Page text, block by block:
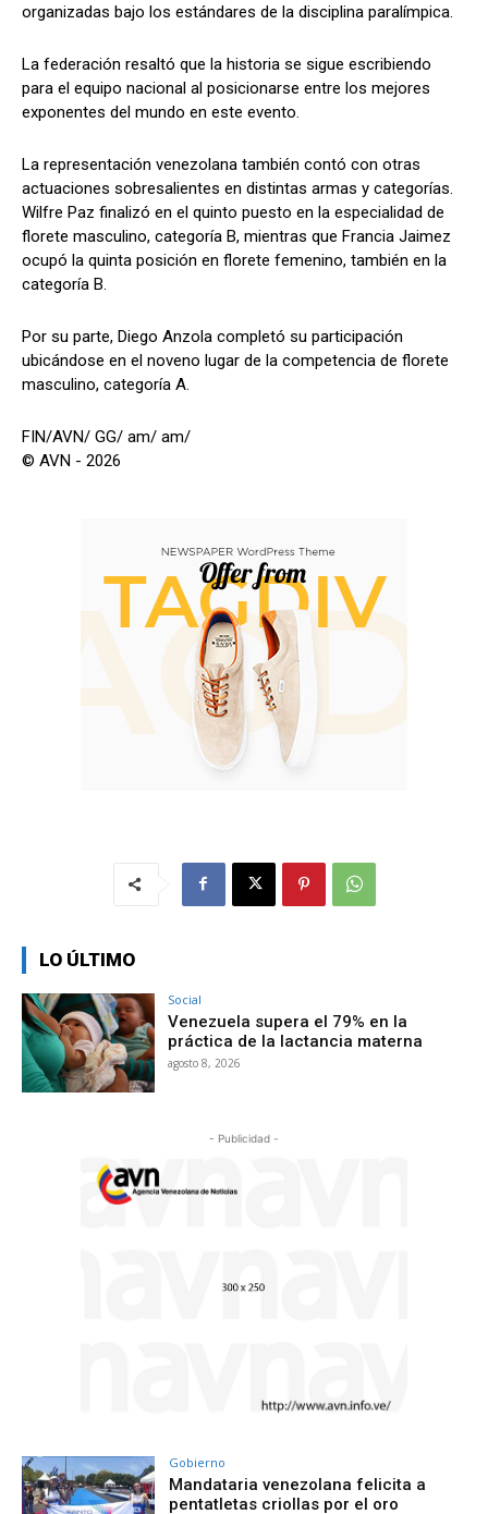
organizadas bajo los estándares de la disciplina paralímpica.
La federación resaltó que la historia se sigue escribiendo
para el equipo nacional al posicionarse entre los mejores
exponentes del mundo en este evento.
La representación venezolana también contó con otras
actuaciones sobresalientes en distintas armas y categorías.
Wilfre Paz finalizó en el quinto puesto en la especialidad de
florete masculino, categoría B, mientras que Francia Jaimez
ocupó la quinta posición en florete femenino, también en la
categoría B.
Por su parte, Diego Anzola completó su participación
ubicándose en el noveno lugar de la competencia de florete
masculino, categoría A.
FIN/AVN/ GG/ am/ am/
© AVN - 2026
LO ÚLTIMO
Social
Venezuela supera el 79% en la
práctica de la lactancia materna
agosto 8, 2026
- Publicidad -
Gobierno
Mandataria venezolana felicita a
pentatletas criollas por el oro